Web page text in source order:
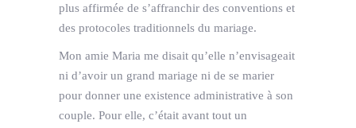
plus affirmée de s’affranchir des conventions et
des protocoles traditionnels du mariage.
Mon amie Maria me disait qu’elle n’envisageait
ni d’avoir un grand mariage ni de se marier
pour donner une existence administrative à son
couple. Pour elle, c’était avant tout un